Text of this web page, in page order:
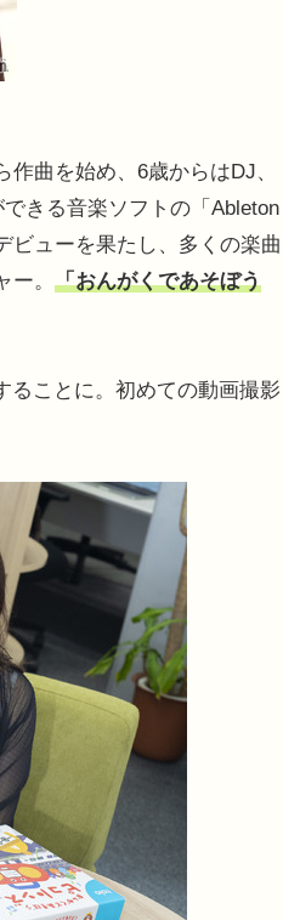
曲を始め、6歳からはDJ、
きる音楽ソフトの「Ableton
ビューを果たし、多くの楽曲
。 「おんがくであそぼう
ことに。初めての動画撮影